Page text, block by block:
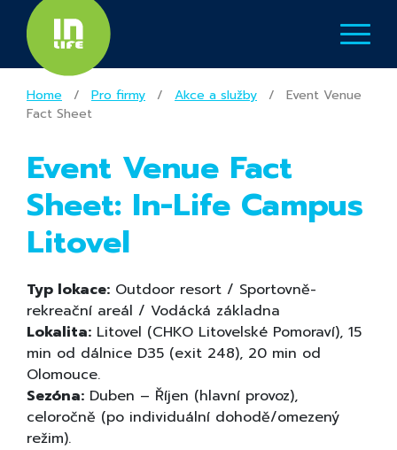
Home / Pro firmy / Akce a služby /
Event Venue
Fact Sheet
Event Venue Fact
Sheet: In-Life Campus
Litovel
Typ lokace: Outdoor resort / Sportovně-
rekreační areál / Vodácká základna
Lokalita: Litovel (CHKO Litovelské Pomoraví), 15
min od dálnice D35 (exit 248), 20 min od
Olomouce.
Sezóna: Duben – Říjen (hlavní provoz),
celoročně (po individuální dohodě/omezený
režim).